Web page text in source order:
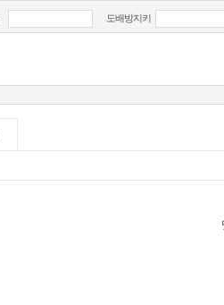
도배방지키